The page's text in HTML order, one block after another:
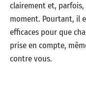
clairement et,
moment. Pourtant, il
efficaces pour que
prise en compte,
contre vous.